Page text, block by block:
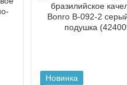
Новинка